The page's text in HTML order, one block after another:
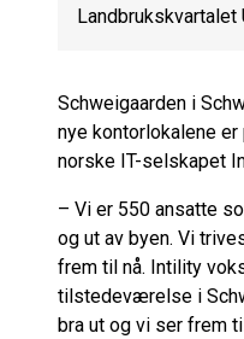
Landbrukskvartalet
Schweigaarden i
nye kontorlokalene
norske IT-selskapet
– Vi er 550 ansatte
og ut av byen. Vi
frem til nå. Intility
tilstedeværelse i
bra ut og vi ser frem